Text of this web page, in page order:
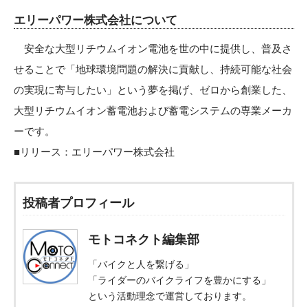
エリーパワー株式会社について
安全な大型リチウムイオン電池を世の中に提供し、普及さ
せることで「地球環境問題の解決に貢献し、持続可能な社会
の実現に寄与したい」という夢を掲げ、ゼロから創業した、
大型リチウムイオン蓄電池および蓄電システムの専業メーカ
ーです。
■リリース： エリーパワー株式会社
投稿者プロフィール
モトコネクト編集部
「バイクと人を繋げる」
「ライダーのバイクライフを豊かにする」
という活動理念で運営しております。